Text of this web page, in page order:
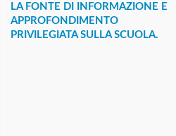
LA FONTE DI INFORMAZIONE E
APPROFONDIMENTO
PRIVILEGIATA SULLA SCUOLA.